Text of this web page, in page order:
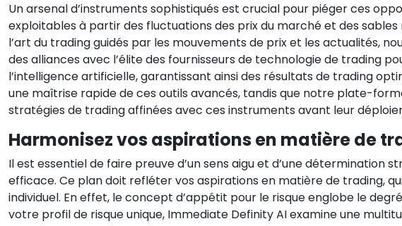
Un arsenal d’instruments sophistiqués est crucial pour piéger ces
exploitables à partir des fluctuations des prix du marché et des
l’art du trading guidés par les mouvements de prix et les actualités,
des alliances avec l’élite des fournisseurs de technologie de trading
l’intelligence artificielle, garantissant ainsi des résultats de trading
une maîtrise rapide de ces outils avancés, tandis que notre plate-
stratégies de trading affinées avec ces instruments avant leur
Harmonisez vos aspirations en matière de
Il est essentiel de faire preuve d’un sens aigu et d’une
efficace. Ce plan doit refléter vos aspirations en matière de trading,
individuel. En effet, le concept d’appétit pour le risque englobe le
votre profil de risque unique, Immediate Definity AI examine une